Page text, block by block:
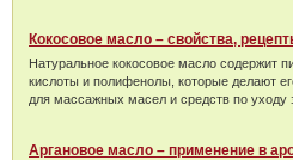
Кокосовое масло – свойства,
Натуральное кокосовое масло содержит
кислоты и полифенолы, которые делают
для массажных масел и средств по уходу
Аргановое масло – применение в